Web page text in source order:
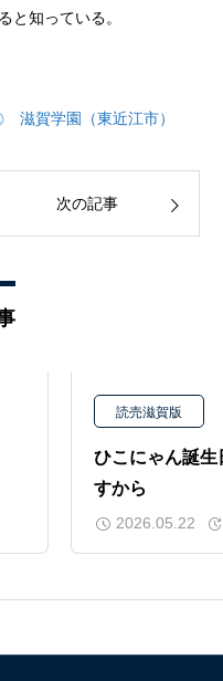
と知っている。
滋賀学園（東近江市）
次の記事
読売滋賀版
ひこにゃん誕
すから
2026.05.22